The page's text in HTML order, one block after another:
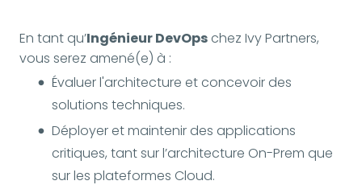
En tant qu’Ingénieur DevOps chez Ivy Partners,
vous serez amené(e) à :
Évaluer l'architecture et concevoir des
solutions techniques.
Déployer et maintenir des applications
critiques, tant sur l’architecture On-Prem que
sur les plateformes Cloud.